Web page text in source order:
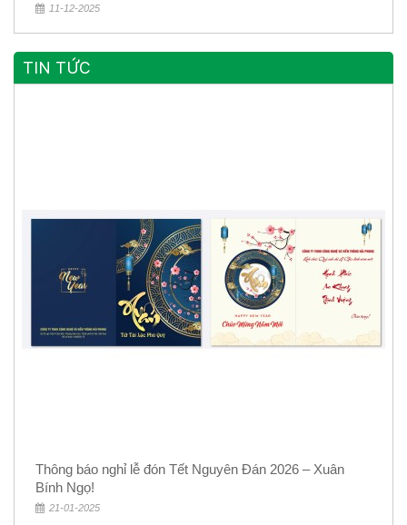
11-12-2025
TIN TỨC
Thông báo nghỉ lễ đón Tết Nguyên Đán 2026 – Xuân
Bính Ngọ!
21-01-2025